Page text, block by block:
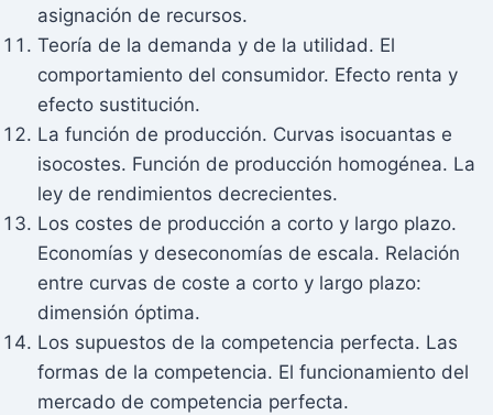
asignación de recursos.
Teoría de la demanda y de la utilidad. El
comportamiento del consumidor. Efecto renta y
efecto sustitución.
La función de producción. Curvas isocuantas e
isocostes. Función de producción homogénea. La
ley de rendimientos decrecientes.
Los costes de producción a corto y largo plazo.
Economías y deseconomías de escala. Relación
entre curvas de coste a corto y largo plazo:
dimensión óptima.
Los supuestos de la competencia perfecta. Las
formas de la competencia. El funcionamiento del
mercado de competencia perfecta.